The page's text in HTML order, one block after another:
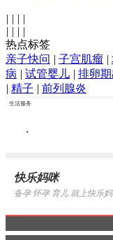
| | | |
| | | |
热点标签
亲子快问 | 子宫肌瘤 |
病 | 试管婴儿 | 排卵期
| 精子 | 前列腺炎
生活服务
快乐妈咪
备孕 怀孕 育儿 就上快乐